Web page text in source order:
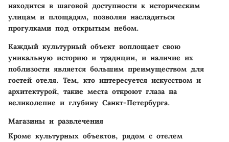
находится в шаговой доступности к историческим
улицам и площадям, позволяя насладиться
прогулками под открытым небом.
Каждый культурный объект воплощает свою
уникальную историю и традиции, и наличие их
поблизости является большим преимуществом для
гостей отеля. Тем, кто интересуется искусством и
архитектурой, такие места откроют глаза на
великолепие и глубину Санкт-Петербурга.
Магазины и развлечения
Кроме культурных объектов, рядом с отелем